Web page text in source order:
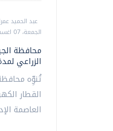
عبد الحميد
الجمعة، 07 اغسطس 2026 10:41 ص
محافظة
الزراعي لمدة 4
تُنوِّه
القطار
العاصمة